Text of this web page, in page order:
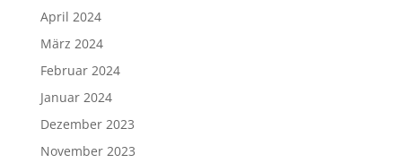
April 2024
März 2024
Februar 2024
Januar 2024
Dezember 2023
November 2023